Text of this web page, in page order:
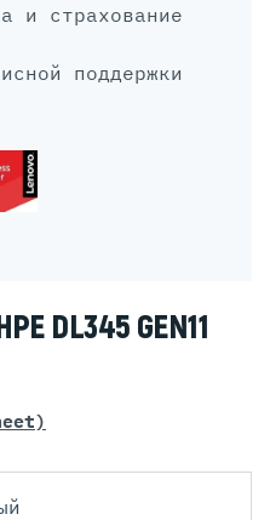
и страхование
поддержки
DL345 GEN11